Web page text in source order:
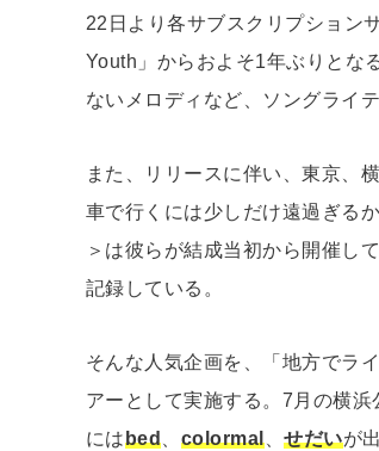
22日より各サブスクリプション
Youth」からおよそ1年ぶりとな
ないメロディなど、ソングライ
また、リリースに伴い、東京、
車で行くには少しだけ遠過ぎる
＞は彼らが結成当初から開催し
記録している。
そんな人気企画を、「地方でラ
アーとして実施する。7月の横浜
にはbed colormal、せだいが